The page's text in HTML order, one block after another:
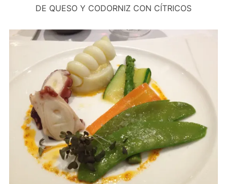
DE QUESO Y CODORNIZ CON CÍTRICOS